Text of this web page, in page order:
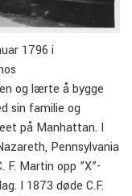
1796 i
og lærte å bygge
sin familie og
på Manhattan. I
Pennsylvania
Martin opp ”X”-
I 1873 døde C.F.